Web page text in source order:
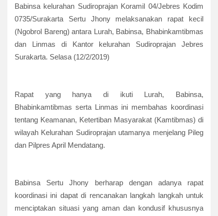
Babinsa kelurahan Sudiroprajan Koramil 04/Jebres Kodim
0735/Surakarta Sertu Jhony melaksanakan rapat kecil
(Ngobrol Bareng) antara Lurah, Babinsa, Bhabinkamtibmas
dan Linmas di Kantor kelurahan Sudiroprajan Jebres
Surakarta. Selasa (12/2/2019)
Rapat yang hanya di ikuti Lurah, Babinsa,
Bhabinkamtibmas serta Linmas ini membahas koordinasi
tentang Keamanan, Ketertiban Masyarakat (Kamtibmas) di
wilayah Kelurahan Sudiroprajan utamanya menjelang Pileg
dan Pilpres April Mendatang.
Babinsa Sertu Jhony berharap dengan adanya rapat
koordinasi ini dapat di rencanakan langkah langkah untuk
menciptakan situasi yang aman dan kondusif khususnya